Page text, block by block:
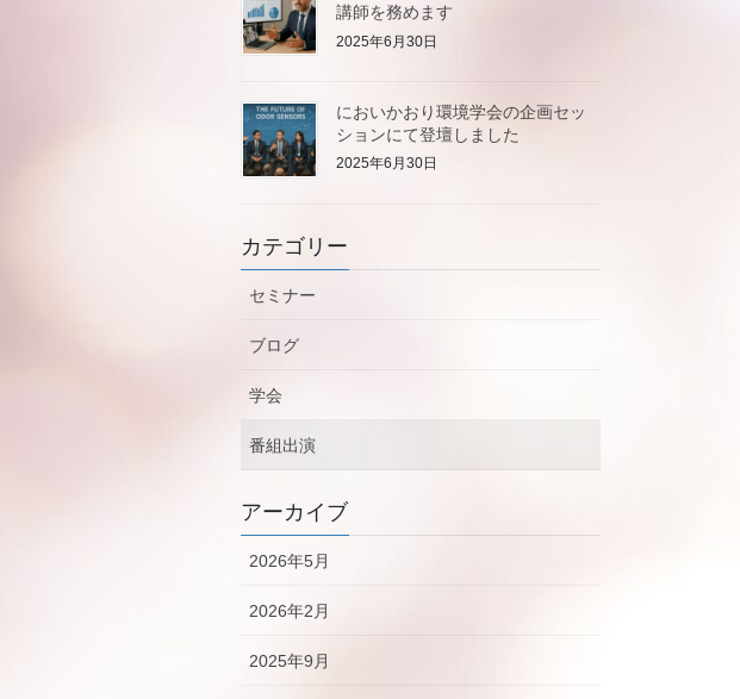
講師を務めます
2025年6月30日
においかおり環境学会の企画セッ
ションにて登壇しました
2025年6月30日
カテゴリー
セミナー
ブログ
学会
番組出演
アーカイブ
2026年5月
2026年2月
2025年9月